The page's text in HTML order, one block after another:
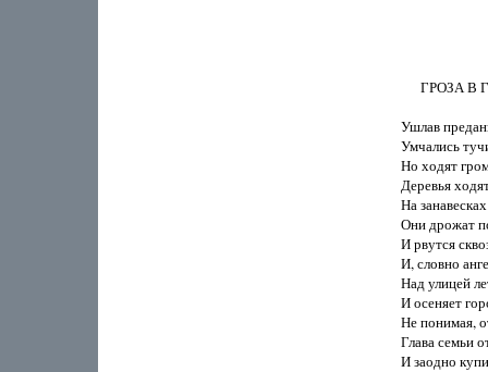
ГРОЗА
Ушлав
Умчались
Но ходят
Деревья
На
Они дрожат
И рвутся
И, словно
Над улицей
И осеняет
Не понимая,
Глава семьи
И заодно